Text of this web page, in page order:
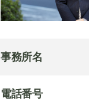
事務所名
電話番号